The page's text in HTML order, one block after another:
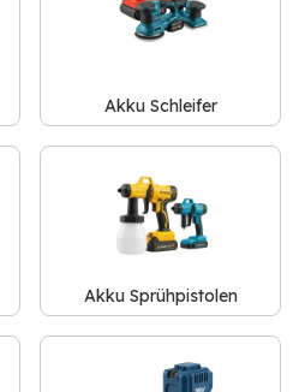
Akku Schleifer
Akku Sprühpistolen